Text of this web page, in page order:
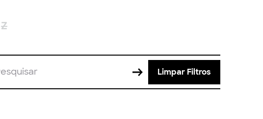
Z
Limpar Filtros